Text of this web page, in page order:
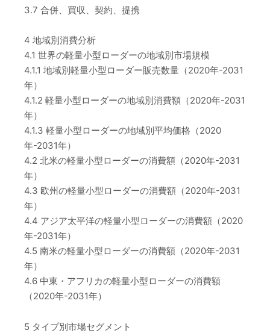
3.7 合併、買収、契約、提携
4 地域別消費分析
4.1 世界の軽量小型ローダーの地域別市場規模
4.1.1 地域別軽量小型ローダー販売数量（2020年-2031
年）
4.1.2 軽量小型ローダーの地域別消費額（2020年-2031
年）
4.1.3 軽量小型ローダーの地域別平均価格（2020
年-2031年）
4.2 北米の軽量小型ローダーの消費額（2020年-2031
年）
4.3 欧州の軽量小型ローダーの消費額（2020年-2031
年）
4.4 アジア太平洋の軽量小型ローダーの消費額（2020
年-2031年）
4.5 南米の軽量小型ローダーの消費額（2020年-2031
年）
4.6 中東・アフリカの軽量小型ローダーの消費額
（2020年-2031年）
5 タイプ別市場セグメント